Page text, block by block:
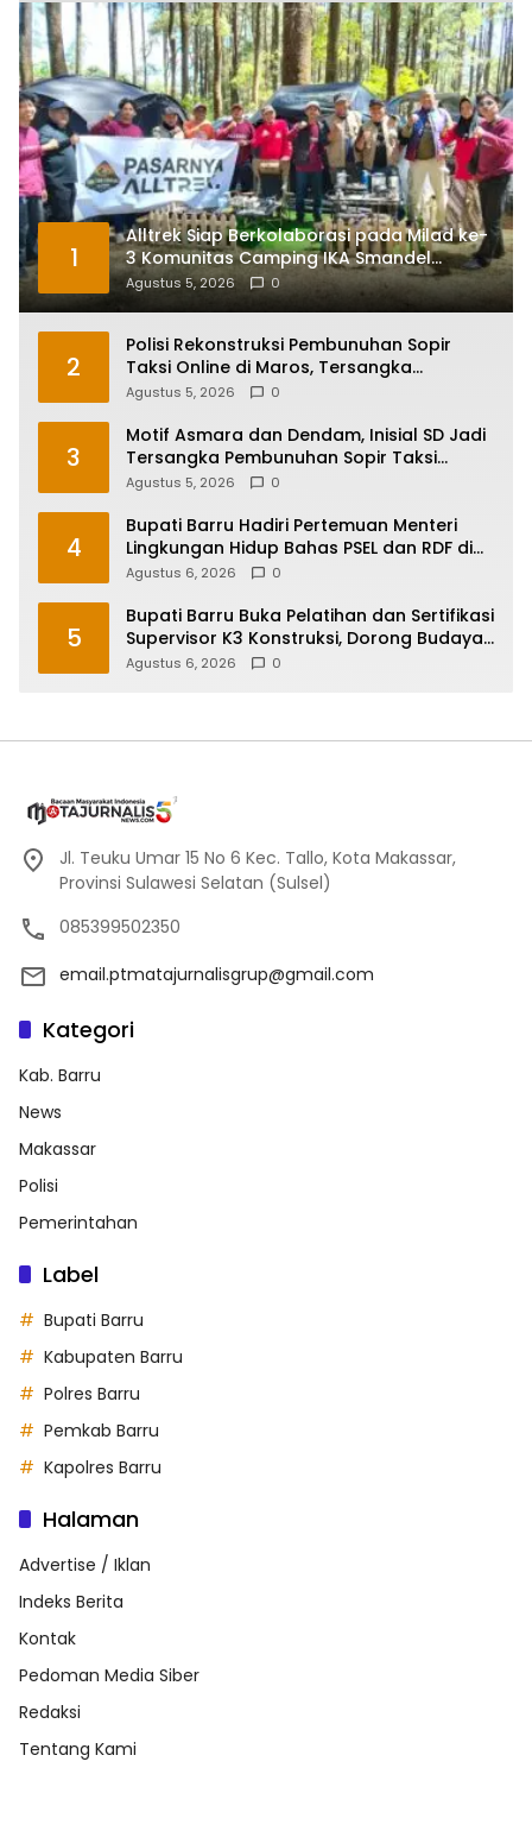
1
Alltrek Siap Berkolaborasi pada Milad ke-
3 Komunitas Camping IKA Smandel
Makassar di Malino
Agustus 5, 2026 0
2
Polisi Rekonstruksi Pembunuhan Sopir
Taksi Online di Maros, Tersangka
Peragakan 24 Adegan
Agustus 5, 2026 0
3
Motif Asmara dan Dendam, Inisial SD Jadi
Tersangka Pembunuhan Sopir Taksi
Online di Maros
Agustus 5, 2026 0
4
Bupati Barru Hadiri Pertemuan Menteri
Lingkungan Hidup Bahas PSEL dan RDF di
Sulsel
Agustus 6, 2026 0
5
Bupati Barru Buka Pelatihan dan Sertifikasi
Supervisor K3 Konstruksi, Dorong Budaya
Zero Accident
Agustus 6, 2026 0
Jl. Teuku Umar 15 No 6 Kec. Tallo, Kota Makassar,
Provinsi Sulawesi Selatan (Sulsel)
085399502350
email.ptmatajurnalisgrup@gmail.com
Kategori
Kab. Barru
News
Makassar
Polisi
Pemerintahan
Label
Bupati Barru
Kabupaten Barru
Polres Barru
Pemkab Barru
Kapolres Barru
Halaman
Advertise / Iklan
Indeks Berita
Kontak
Pedoman Media Siber
Redaksi
Tentang Kami